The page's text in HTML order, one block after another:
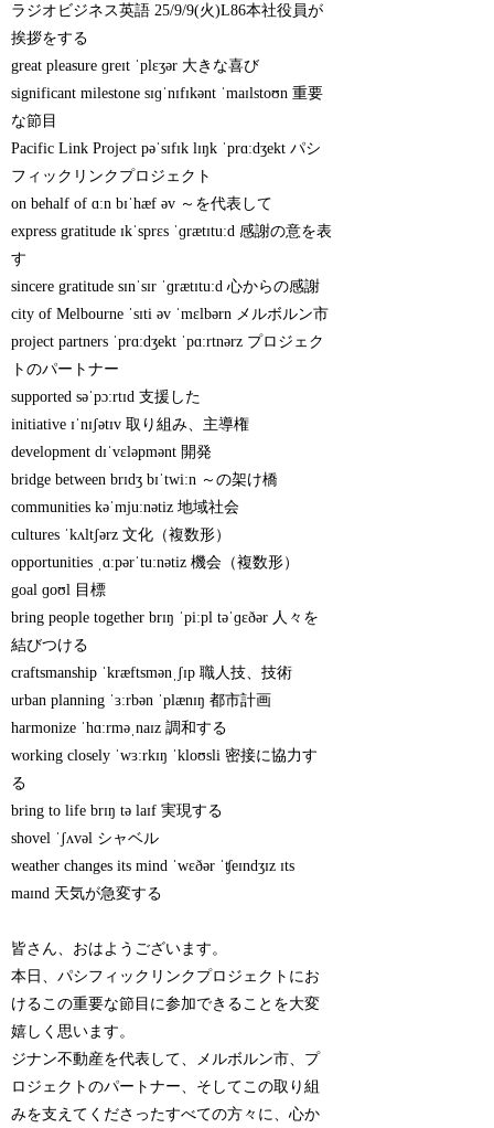
ラジオビジネス英語 25/9/9(火)L86本社役員が
挨拶をする
great pleasure ɡreɪt ˈplɛʒər 大きな喜び
significant milestone sɪɡˈnɪfɪkənt ˈmaɪlstoʊn 重要
な節目
Pacific Link Project pəˈsɪfɪk lɪŋk ˈprɑːdʒekt パシ
フィックリンクプロジェクト
on behalf of ɑːn bɪˈhæf əv ～を代表して
express gratitude ɪkˈsprɛs ˈɡrætɪtuːd 感謝の意を表
す
sincere gratitude sɪnˈsɪr ˈɡrætɪtuːd 心からの感謝
city of Melbourne ˈsɪti əv ˈmɛlbərn メルボルン市
project partners ˈprɑːdʒekt ˈpɑːrtnərz プロジェク
トのパートナー
supported səˈpɔːrtɪd 支援した
initiative ɪˈnɪʃətɪv 取り組み、主導権
development dɪˈvɛləpmənt 開発
bridge between brɪdʒ bɪˈtwiːn ～の架け橋
communities kəˈmjuːnətiz 地域社会
cultures ˈkʌltʃərz 文化（複数形）
opportunities ˌɑːpərˈtuːnətiz 機会（複数形）
goal ɡoʊl 目標
bring people together brɪŋ ˈpiːpl təˈɡɛðər 人々を
結びつける
craftsmanship ˈkræftsmənˌʃɪp 職人技、技術
urban planning ˈɜːrbən ˈplænɪŋ 都市計画
harmonize ˈhɑːrməˌnaɪz 調和する
working closely ˈwɜːrkɪŋ ˈkloʊsli 密接に協力す
る
bring to life brɪŋ tə laɪf 実現する
shovel ˈʃʌvəl シャベル
weather changes its mind ˈwɛðər ˈʧeɪndʒɪz ɪts
maɪnd 天気が急変する
皆さん、おはようございます。
本日、パシフィックリンクプロジェクトにお
けるこの重要な節目に参加できることを大変
嬉しく思います。
ジナン不動産を代表して、メルボルン市、プ
ロジェクトのパートナー、そしてこの取り組
みを支えてくださったすべての方々に、心か